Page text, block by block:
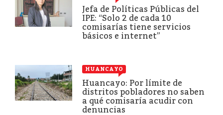
Jefa de Políticas Públicas del
IPE: “Solo 2 de cada 10
comisarías tiene servicios
básicos e internet”
HUANCAYO
Huancayo: Por límite de
distritos pobladores no saben
a qué comisaría acudir con
denuncias